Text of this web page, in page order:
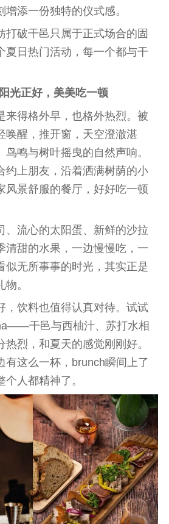
增添一份独特的仪式感。
打破干邑只属于正式场合的固
夏日热门活动，每一个都与干
光正好，美美吃一顿
来得格外早，也格外热烈。被
唤醒，推开窗，天空澄澈湛
鸣与树叶摇曳的自然声响。
约上朋友，沿着洒满树荫的小
风景舒服的餐厅，好好吃一顿
、流心的太阳蛋、新鲜的沙拉
清甜的水果，一边慢慢吃，一
似无所事事的时光，其实正是
。
，饮料也值得认真对待。试试
干邑与西柚汁、苏打水相
烈，和夏天的感觉刚刚好。
有这么一杯，brunch瞬间上了
个人都精神了。